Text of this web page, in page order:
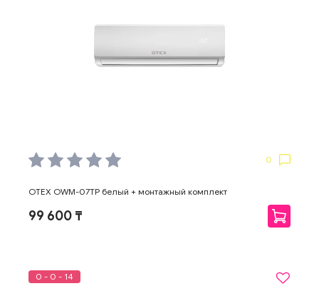
0
OTEX OWM-07TP белый + монтажный комплект
99 600 ₸
0 - 0 - 14